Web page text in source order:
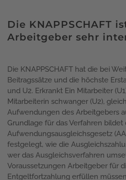
Die KNAPPSCHAFT
Arbeitgeber sehr
Die KNAPPSCHAFT hat die bei
Beitragssätze und die höchste
und U2. Erkrankt Ein Mitarbeiter
Mitarbeiterin schwanger (U2),
Aufwendungen des Arbeitgebers
Grundlage für das Verfahren bildet
Aufwendungsausgleichsgesetz
festgelegt, wie die
wer das Ausgleichsverfahren
Voraussetzungen Arbeitgeber für
Entgeltfortzahlung erfüllen